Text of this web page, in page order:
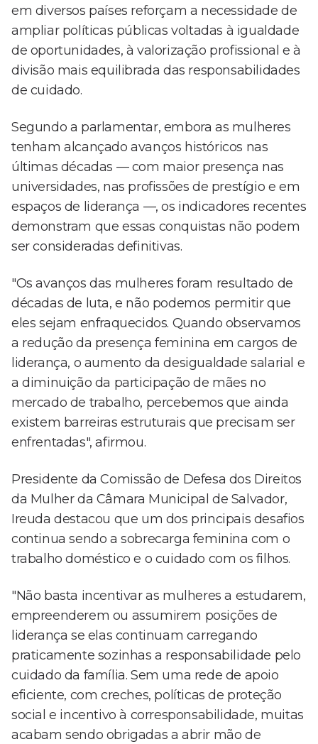
em diversos países reforçam a necessidade de
ampliar políticas públicas voltadas à igualdade
de oportunidades, à valorização profissional e à
divisão mais equilibrada das responsabilidades
de cuidado.
Segundo a parlamentar, embora as mulheres
tenham alcançado avanços históricos nas
últimas décadas — com maior presença nas
universidades, nas profissões de prestígio e em
espaços de liderança —, os indicadores recentes
demonstram que essas conquistas não podem
ser consideradas definitivas.
"Os avanços das mulheres foram resultado de
décadas de luta, e não podemos permitir que
eles sejam enfraquecidos. Quando observamos
a redução da presença feminina em cargos de
liderança, o aumento da desigualdade salarial e
a diminuição da participação de mães no
mercado de trabalho, percebemos que ainda
existem barreiras estruturais que precisam ser
enfrentadas", afirmou.
Presidente da Comissão de Defesa dos Direitos
da Mulher da Câmara Municipal de Salvador,
Ireuda destacou que um dos principais desafios
continua sendo a sobrecarga feminina com o
trabalho doméstico e o cuidado com os filhos.
"Não basta incentivar as mulheres a estudarem,
empreenderem ou assumirem posições de
liderança se elas continuam carregando
praticamente sozinhas a responsabilidade pelo
cuidado da família. Sem uma rede de apoio
eficiente, com creches, políticas de proteção
social e incentivo à corresponsabilidade, muitas
acabam sendo obrigadas a abrir mão de